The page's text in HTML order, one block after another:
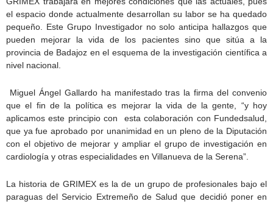
el espacio donde actualmente desarrollan su labor se ha quedado
pequeño. Este Grupo Investigador no solo anticipa hallazgos que
pueden mejorar la vida de los pacientes sino que sitúa a la
provincia de Badajoz en el esquema de la investigación científica a
nivel nacional.
Miguel Ángel Gallardo ha manifestado tras la firma del convenio
que el fin de la política es mejorar la vida de la gente, “y hoy
aplicamos este principio con esta colaboración con Fundedsalud,
que ya fue aprobado por unanimidad en un pleno de la Diputación
con el objetivo de mejorar y ampliar el grupo de investigación en
cardiología y otras especialidades en Villanueva de la Serena”.
La historia de GRIMEX es la de un grupo de profesionales bajo el
paraguas del Servicio Extremeño de Salud que decidió poner en